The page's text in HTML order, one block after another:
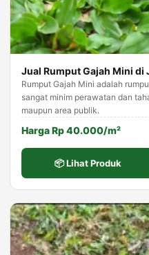
Jual Rumput Gajah Mini di
Rumput Gajah Mini adalah
sangat minim perawatan dan
maupun area publik.
Harga Rp 40.000/m²
📦 Lihat Produk